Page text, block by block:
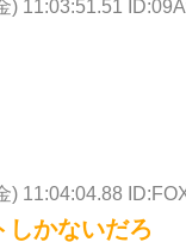
) 11:03:51.51
) 11:04:04.88
しかないだろ